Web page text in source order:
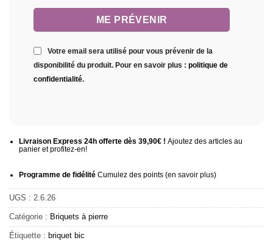
Votre email sera utilisé pour vous prévenir de la
disponibilité du produit. Pour en savoir plus : politique de
confidentialité.
Livraison Express 24h offerte dès 39,90€ ! Ajoutez des articles au
panier et profitez-en!
Programme de fidélitéCumulez des points (en savoir plus)
UGS : 2.6.26
Catégorie : Briquets à pierre
Étiquette : briquet bic